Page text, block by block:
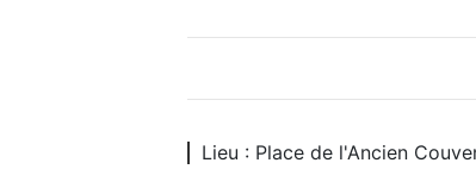
Lieu : Place de l'Ancien